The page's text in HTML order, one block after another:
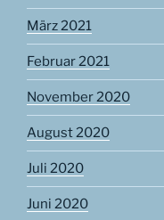
März 2021
Februar 2021
November 2020
August 2020
Juli 2020
Juni 2020